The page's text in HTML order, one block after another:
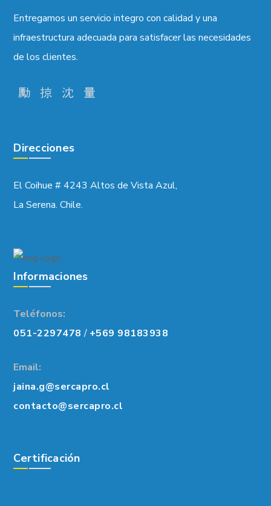
Entregamos un servicio integro con calidad y una
infraestructura adecuada para satisfacer las necesidades
de los clientes.
Direcciones
El Coihue # 4243 Altos de Vista Azul,
La Serena. Chile.
Informaciones
Teléfonos:
051-2297478 / +569 98183938
Email:
jaina.g@sercapro.cl
contacto@sercapro.cl
Certificación